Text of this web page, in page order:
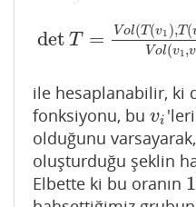
det T = Vol(T (v1 ),T (
Vol(v1,v
detT=V ol T(v1),T(v2),
ile hesaplanabilir, ki
fonksiyonu, bu vi
vi
olduğunu
oluşturduğu şeklin
Elbette ki bu oranın 1
1